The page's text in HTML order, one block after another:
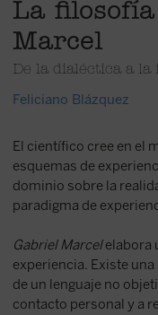
La
Marcel
De la dialéctica a la
Feliciano Blázquez
El científico cree en el
esquemas de
dominio sobre la
paradigma de
Gabriel Marcelelabora
experiencia. Existe una
de un lenguaje no
contacto personal y a